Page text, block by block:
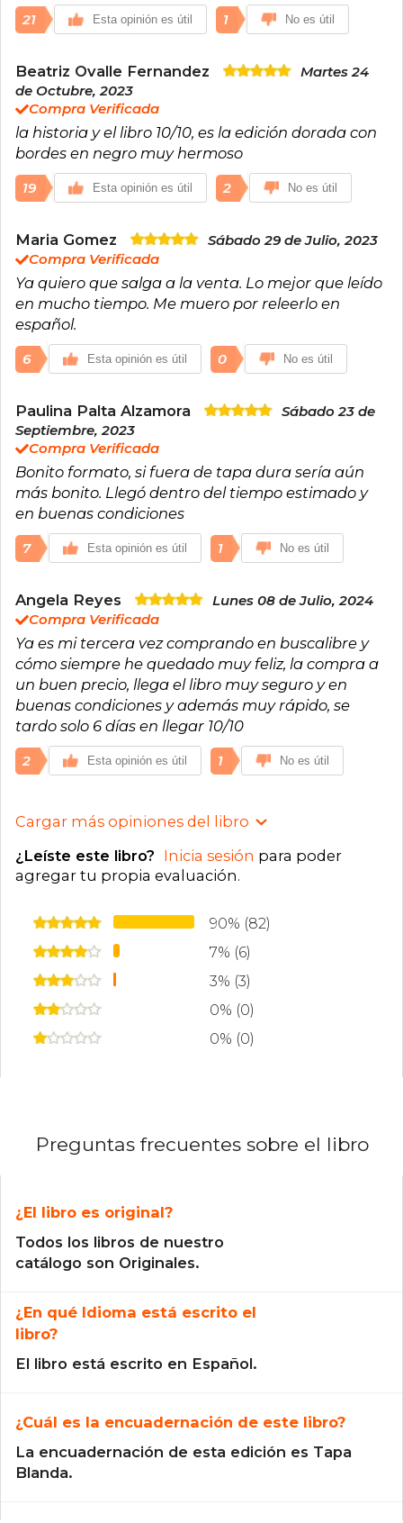
21 Esta opinión es útil 1 No es útil
Beatriz Ovalle Fernandez
Martes 24
de Octubre, 2023
Compra Verificada
la historia y el libro 10/10, es la edición dorada con
bordes en negro muy hermoso
19 Esta opinión es útil 2 No es útil
Maria Gomez
Sábado 29 de Julio, 2023
Compra Verificada
Ya quiero que salga a la venta. Lo mejor que leído
en mucho tiempo. Me muero por releerlo en
español.
6 Esta opinión es útil 0 No es útil
Paulina Palta Alzamora
Sábado 23 de
Septiembre, 2023
Compra Verificada
Bonito formato, si fuera de tapa dura sería aún
más bonito. Llegó dentro del tiempo estimado y
en buenas condiciones
7 Esta opinión es útil 1 No es útil
Angela Reyes
Lunes 08 de Julio, 2024
Compra Verificada
Ya es mi tercera vez comprando en buscalibre y
cómo siempre he quedado muy feliz, la compra a
un buen precio, llega el libro muy seguro y en
buenas condiciones y además muy rápido, se
tardo solo 6 días en llegar 10/10
2 Esta opinión es útil 1 No es útil
Cargar más opiniones del libro
¿Leíste este libro? Inicia sesión para poder
agregar tu propia evaluación.
90% (82)
7% (6)
3% (3)
0% (0)
0% (0)
Preguntas frecuentes sobre el libro
¿El libro es original?
Todos los libros de nuestro
catálogo son Originales.
¿En qué Idioma está escrito el
libro?
El libro está escrito en Español.
¿Cuál es la encuadernación de este libro?
La encuadernación de esta edición es Tapa
Blanda.